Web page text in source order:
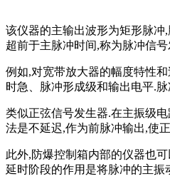
该仪器的主输出波形为矩形脉
超前于主脉冲时间,称为脉冲信
例如,对宽带放大器的幅度特性
时急、脉冲形成级和输出电平.
类似正弦信号发生器.在主振级
法是不延迟,作为前脉冲输出,使
此外,防爆控制箱内部的仪器也
延时阶段的作用是将脉冲的主振